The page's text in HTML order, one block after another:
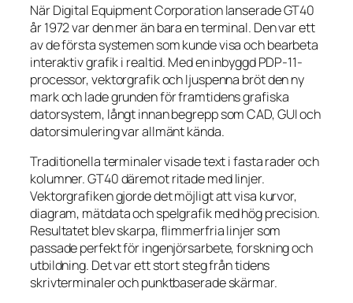
När Digital Equipment Corporation lanserade GT40
år 1972 var den mer än bara en terminal. Den var ett
av de första systemen som kunde visa och bearbeta
interaktiv grafik i realtid. Med en inbyggd PDP-11-
processor, vektorgrafik och ljuspenna bröt den ny
mark och lade grunden för framtidens grafiska
datorsystem, långt innan begrepp som CAD, GUI och
datorsimulering var allmänt kända.
Traditionella terminaler visade text i fasta rader och
kolumner. GT40 däremot ritade med linjer.
Vektorgrafiken gjorde det möjligt att visa kurvor,
diagram, mätdata och spelgrafik med hög precision.
Resultatet blev skarpa, flimmerfria linjer som
passade perfekt för ingenjörsarbete, forskning och
utbildning. Det var ett stort steg från tidens
skrivterminaler och punktbaserade skärmar.